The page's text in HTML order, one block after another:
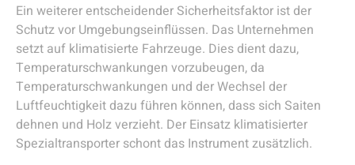
Ein weiterer entscheidender Sicherheitsfaktor ist der
Schutz vor Umgebungseinflüssen. Das Unternehmen
setzt auf klimatisierte Fahrzeuge. Dies dient dazu,
Temperaturschwankungen vorzubeugen, da
Temperaturschwankungen und der Wechsel der
Luftfeuchtigkeit dazu führen können, dass sich Saiten
dehnen und Holz verzieht. Der Einsatz klimatisierter
Spezialtransporter schont das Instrument zusätzlich.